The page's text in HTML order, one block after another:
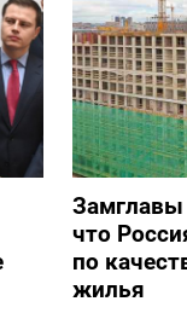
что
по
жилья